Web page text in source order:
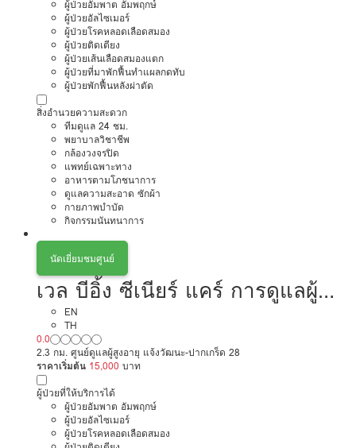
ผู้ป่วยอัมพาต อัมพฤกษ์
ผู้ป่วยอัลไซเมอร์
ผู้ป่วยโรคหลอดเลือดสมอง
ผู้ป่วยติดเตียง
ผู้ป่วยเส้นเลือดสมองแตก
ผู้ป่วยที่มาพักฟื้นทำแผลกดทับ
ผู้ป่วยพักฟื้นหลังผ่าตัด
สิ่งอำนวยความสะดวก
ทีมดูแล 24 ชม.
พยาบาลวิชาชีพ
กล้องวงจรปิด
แพทย์เฉพาะทาง
อาหารตามโภชนาการ
ดูแลความสะอาด ซักผ้า
กายภาพบำบัด
กิจกรรมนันทนาการ
นัดเยี่ยมชมศูนย์
เวล บีอิ้ง ซีเนียร์ แคร์ การดูแลผู้สูง
อายุหรือผู้มีภาวะพึ่งพิง
EN
TH
0.0
2.3 กม. ศูนย์ดูแลผู้สูงอายุ แจ้งวัฒนะ-ปากเกร็ด 28
ราคาเริ่มต้น 15,000 บาท
ผู้ป่วยที่ให้บริการได้
ผู้ป่วยอัมพาต อัมพฤกษ์
ผู้ป่วยอัลไซเมอร์
ผู้ป่วยโรคหลอดเลือดสมอง